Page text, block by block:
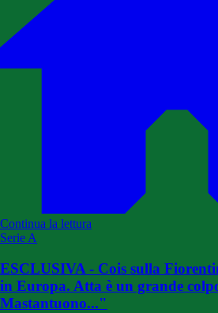
Continua la lettura
Serie A
ESCLUSIVA - Cois sulla
in Europa. Atta è un grande
Mastantuono..."